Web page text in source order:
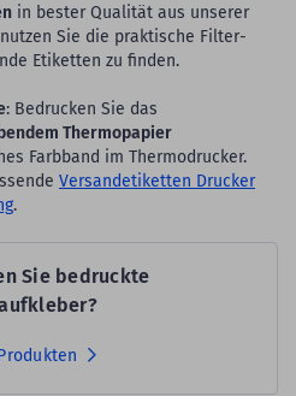
in bester Qualität aus unserer
Sie die praktische Filter-
Etiketten zu finden.
: Bedrucken Sie das
Thermopapier
Farbband im Thermodrucker.
Versandetiketten Drucker
.
Sie bedruckte